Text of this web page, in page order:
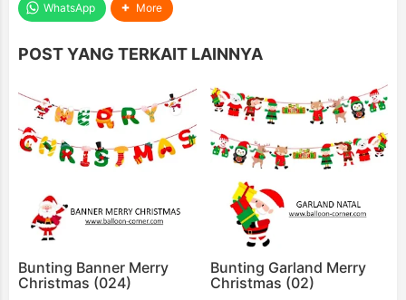
WhatsApp More
POST YANG TERKAIT LAINNYA
Bunting Banner Merry
Christmas (024)
Bunting Garland Merry
Christmas (02)